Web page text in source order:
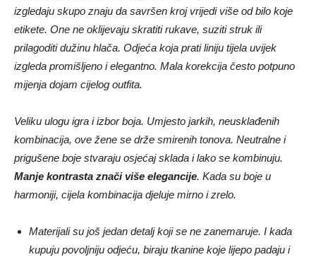
izgledaju skupo znaju da savršen kroj vrijedi više od bilo koje
etikete. One ne oklijevaju skratiti rukave, suziti struk ili
prilagoditi dužinu hlača. Odjeća koja prati liniju tijela uvijek
izgleda promišljeno i elegantno. Mala korekcija često potpuno
mijenja dojam cijelog outfita.
Veliku ulogu igra i izbor boja. Umjesto jarkih, neusklađenih
kombinacija, ove žene se drže smirenih tonova. Neutralne i
prigušene boje stvaraju osjećaj sklada i lako se kombinuju.
Manje kontrasta znači više elegancije. Kada su boje u
harmoniji, cijela kombinacija djeluje mirno i zrelo.
Materijali su još jedan detalj koji se ne zanemaruje. I kada
kupuju povoljniju odjeću, biraju tkanine koje lijepo padaju i